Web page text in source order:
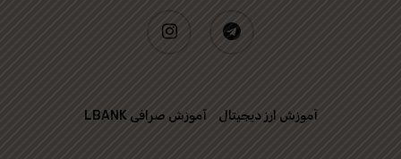
instagram telegram
آموزش ارز دیجیتال آموزش صرافی LBANK